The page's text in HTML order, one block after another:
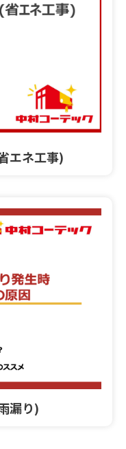
エネ工事)
漏り)